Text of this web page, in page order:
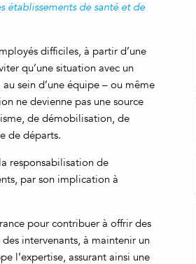
établissements de santé et de
difficiles, à partir d’une
qu’une situation avec un
sein d’une équipe – ou même
ne devienne pas une source
de démobilisation, de
de départs.
responsabilisation de
par son implication à
pour contribuer à offrir des
intervenants, à maintenir un
l’expertise, assurant ainsi une